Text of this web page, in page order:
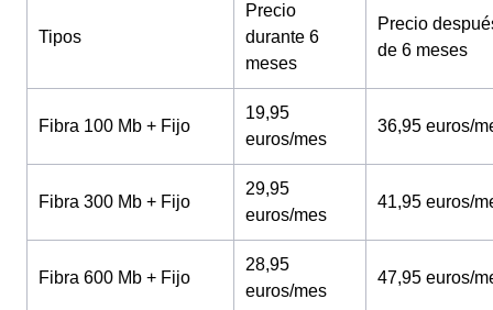
Tipos
Precio
durante 6
meses
Precio
de 6 meses
Fibra 100 Mb + Fijo
19,95
euros/mes
36,95 euros/
Fibra 300 Mb + Fijo
29,95
euros/mes
41,95 euros/
Fibra 600 Mb + Fijo
28,95
euros/mes
47,95 euros/